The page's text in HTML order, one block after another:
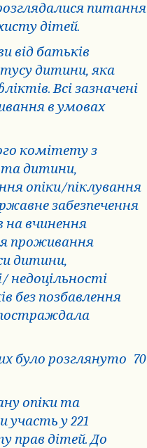
питання
дітей.
від батьків
дитини, яка
Всі зазначені
в умовах
комітету з
дитини,
опіки/піклування
забезпечення
на вчинення
проживання
дитини,
недоцільності
без позбавлення
було розглянуто 70
опіки та
участь у 221
прав дітей. До